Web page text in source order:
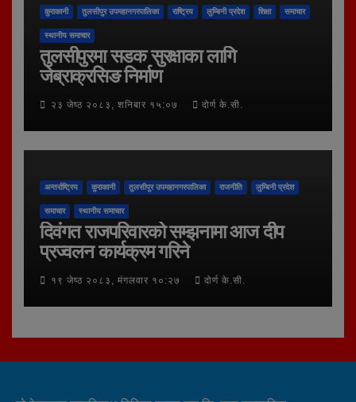
कुराकानी तुलसीपुर उपमहानगरपालिका राष्ट्रिय लुम्बिनी प्रदेश शिक्षा समाचार
स्थानीय समाचार
तुलसीपुरमा सडक सुरक्षाका लागि
जेब्राक्रसिङ निर्माण
२३ जेष्ठ २०८३, शनिबार १५:०७ दोर्ण के.सी.
अन्तर्राष्ट्रिय कुराकानी तुलसीपुर उपमहानगरपालिका राजनीति लुम्बिनी प्रदेश
समाचार स्थानीय समाचार
दिवंगत राजपरिवारको सम्झनामा आज दीप
प्रज्वलन कार्यक्रम गरिने
१९ जेष्ठ २०८३, मंगलवार १०:२७ दोर्ण के.सी.